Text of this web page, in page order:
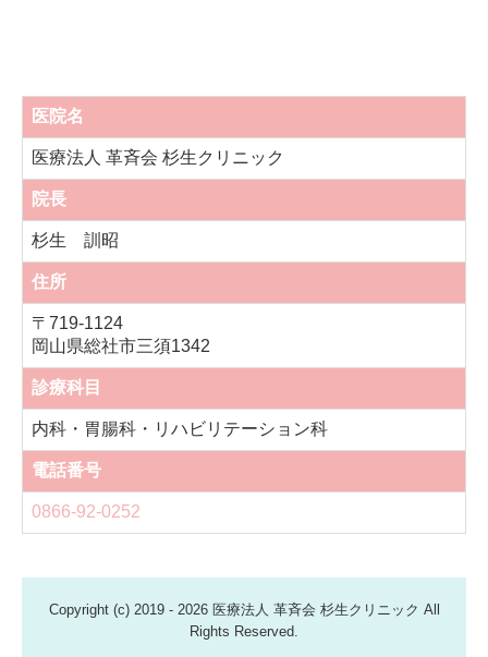
医院名
医療法人 革斉会 杉生クリニック
院長
杉生 訓昭
住所
〒719-1124
岡山県総社市三須1342
診療科目
内科・胃腸科・リハビリテーション科
電話番号
0866-92-0252
Copyright (c) 2019 - 2026 医療法人 革斉会 杉生クリニック All
Rights Reserved.